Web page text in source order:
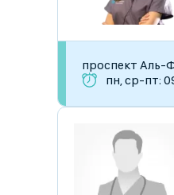
​проспект Аль-
пн, ср-пт: